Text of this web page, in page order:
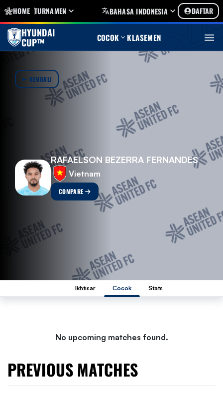
HOME TURNAMEN BAHASA INDONESIA DAFTAR
HYUNDAI
CUP™ COCOK KLASEMEN
KEMBALI
RAFAELSON BEZERRA FERNANDES
Vietnam
COMPARE
Ikhtisar Cocok Stats
No upcoming matches found.
PREVIOUS MATCHES